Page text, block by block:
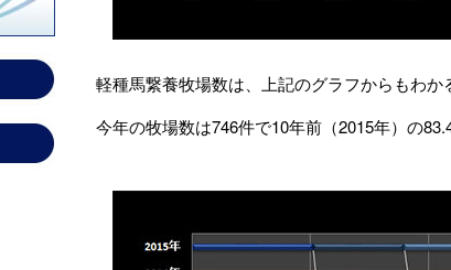
軽種馬繋養牧場数は、上記のグラフからもわ
今年の牧場数は746件で10年前（2015年）の